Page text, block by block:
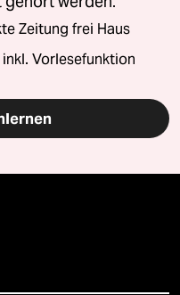
Zeitung frei Haus
Vorlesefunktion